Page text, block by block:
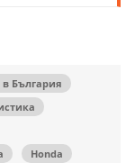
България
Honda